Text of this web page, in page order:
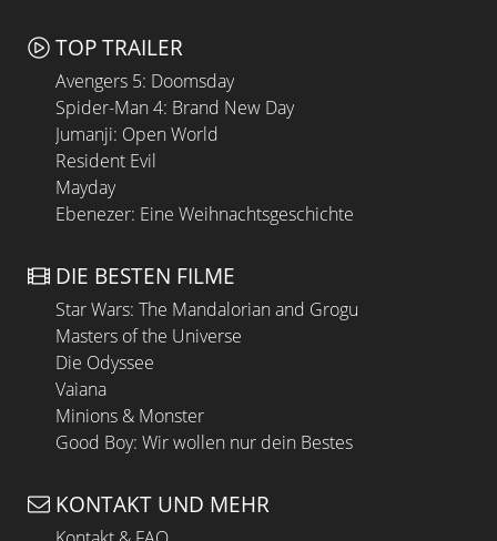
TOP TRAILER
Avengers 5: Doomsday
Spider-Man 4: Brand New Day
Jumanji: Open World
Resident Evil
Mayday
Ebenezer: Eine Weihnachtsgeschichte
DIE BESTEN FILME
Star Wars: The Mandalorian and Grogu
Masters of the Universe
Die Odyssee
Vaiana
Minions & Monster
Good Boy: Wir wollen nur dein Bestes
KONTAKT UND MEHR